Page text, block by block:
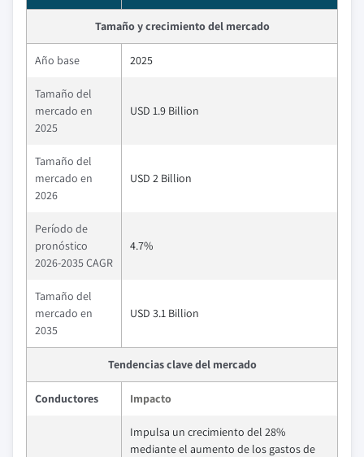
Tamaño y crecimiento del mercado
Año base 2025
Tamaño del
mercado en
2025
USD 1.9 Billion
Tamaño del
mercado en
2026
USD 2 Billion
Período de
pronóstico
2026-2035 CAGR
4.7%
Tamaño del
mercado en
2035
USD 3.1 Billion
Tendencias clave del mercado
Conductores Impacto
Impulsa un crecimiento del 28%
mediante el aumento de los gastos de